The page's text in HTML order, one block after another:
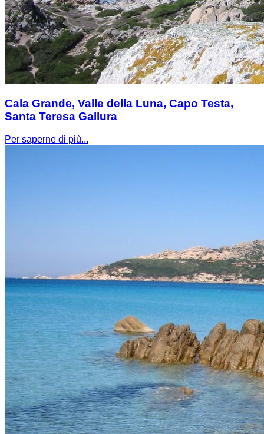
Cala Grande, Valle della Luna, Capo Testa,
Santa Teresa Gallura
Per saperne di più...